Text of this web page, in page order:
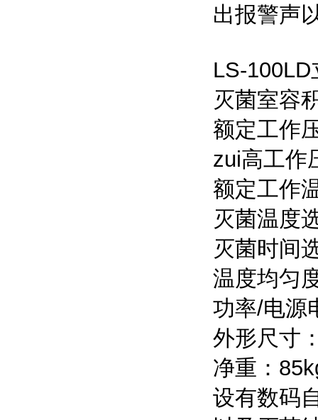
出报警声
LS-
灭菌室容
额定工作
zui高工作
额定工作
灭菌温度
灭菌时间
温度均匀
功率/电源
外形尺寸
净重：
设有数码